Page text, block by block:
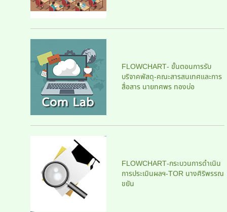
FLOWCHART- ขั้นตอนการรับ
บริจาคพัสดุ-คณะสารสนเทศและการ
สื่อสาร นายทศพร ทองบ่อ
FLOWCHART-กระบวนการดำเนิน
การประเมินผลฯ-TOR นางศิริพรรณ
ขยัน